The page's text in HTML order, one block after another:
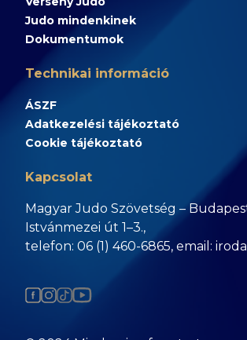
Judo mindenkinek
Dokumentumok
Technikai információ
ÁSZF
Adatkezelési tájékoztató
Cookie tájékoztató
Kapcsolat
Magyar Judo Szövetség – Budapest
Istvánmezei út 1–3.,
telefon: 06 (1) 460-6865, email: